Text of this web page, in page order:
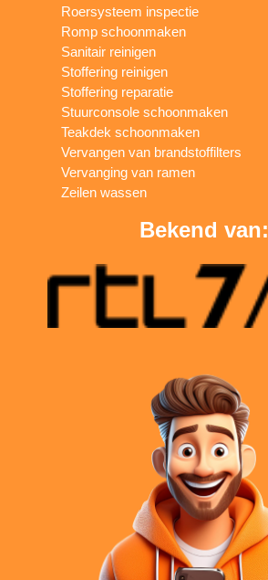
Roersysteem inspectie
Romp schoonmaken
Sanitair reinigen
Stoffering reinigen
Stoffering reparatie
Stuurconsole schoonmaken
Teakdek schoonmaken
Vervangen van brandstoffilters
Vervanging van ramen
Zeilen wassen
Bekend van: